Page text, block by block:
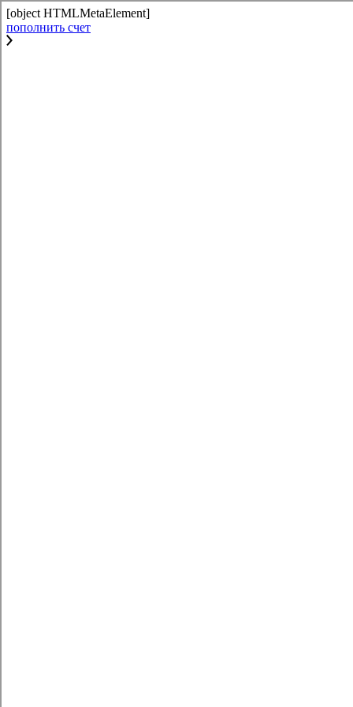
[object HTMLMetaElement]
пополнить счет